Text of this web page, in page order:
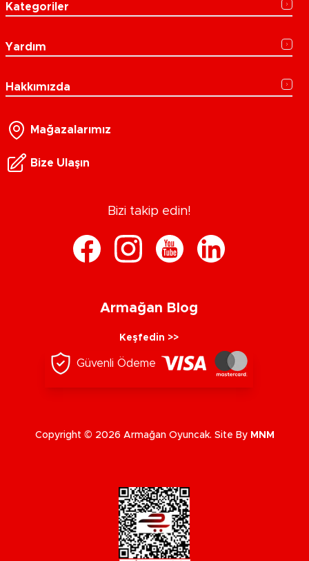
Kategoriler
Yardım
Hakkımızda
Mağazalarımız
Bize Ulaşın
Bizi takip edin!
Armağan Blog
Keşfedin >>
Güvenli Ödeme
Copyright © 2026 Armağan Oyuncak. Site By MNM